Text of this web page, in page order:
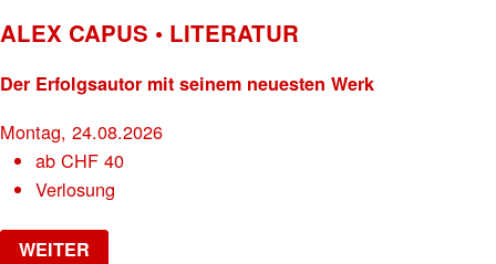
ALEX CAPUS • LITERATUR
Der Erfolgsautor mit seinem neuesten Werk
Montag, 24.08.2026
abCHF 40
Verlosung
WEITER